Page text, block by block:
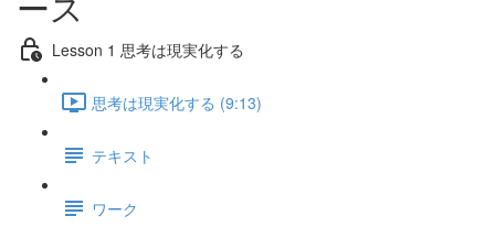
Lesson 1 思考は現実化する
思考は現実化する (9:13)
テキスト
ワーク